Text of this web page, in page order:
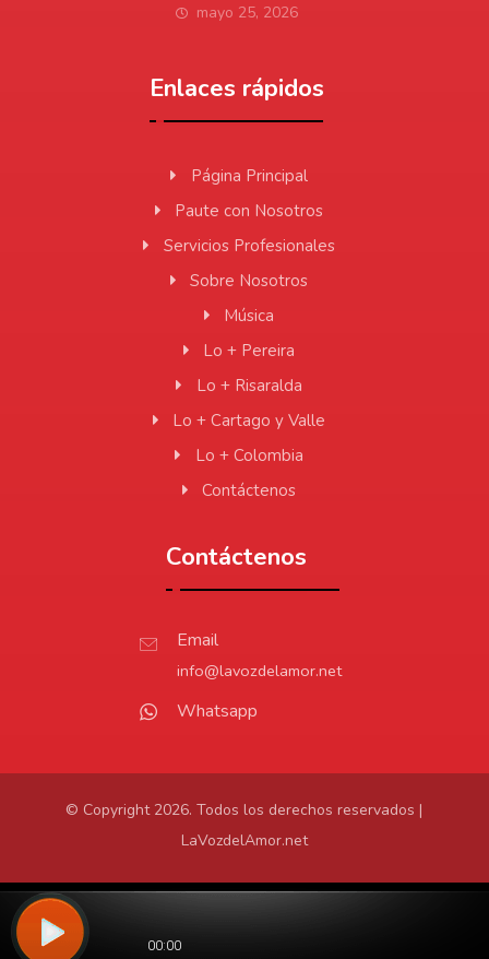
mayo 25, 2026
Enlaces rápidos
Página Principal
Paute con Nosotros
Servicios Profesionales
Sobre Nosotros
Música
Lo + Pereira
Lo + Risaralda
Lo + Cartago y Valle
Lo + Colombia
Contáctenos
Contáctenos
Email
info@lavozdelamor.net
Whatsapp
© Copyright 2026. Todos los derechos reservados |
LaVozdelAmor.net
Protección de Datos
Desarrollado por